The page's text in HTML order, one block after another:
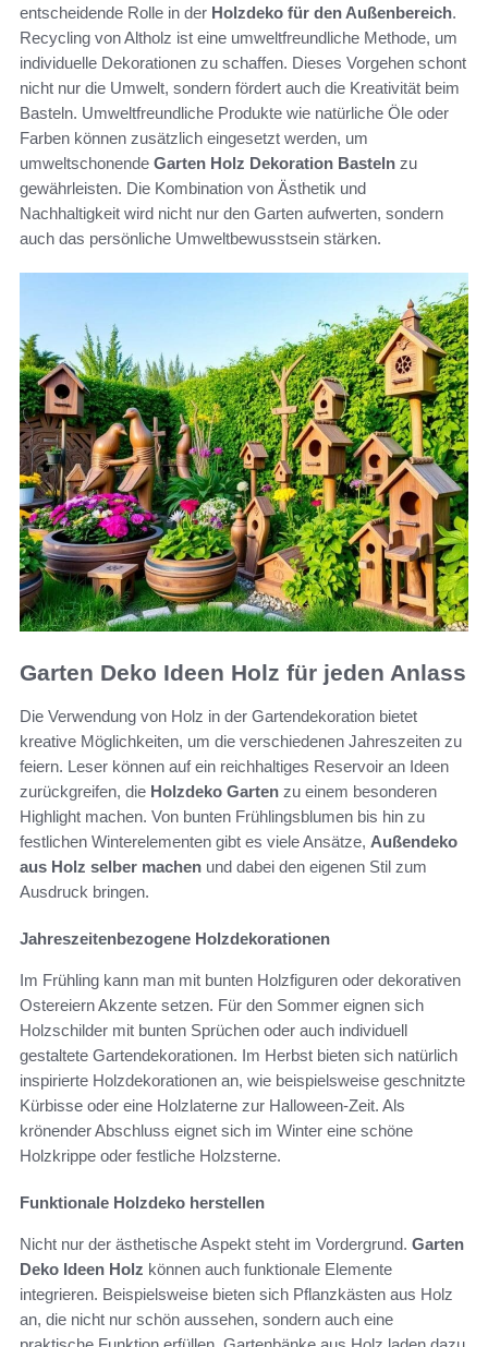
entscheidende Rolle in der Holzdeko für den Außenbereich.
Recycling von Altholz ist eine umweltfreundliche Methode, um
individuelle Dekorationen zu schaffen. Dieses Vorgehen schont
nicht nur die Umwelt, sondern fördert auch die Kreativität beim
Basteln. Umweltfreundliche Produkte wie natürliche Öle oder
Farben können zusätzlich eingesetzt werden, um
umweltschonende Garten Holz Dekoration Basteln zu
gewährleisten. Die Kombination von Ästhetik und
Nachhaltigkeit wird nicht nur den Garten aufwerten, sondern
auch das persönliche Umweltbewusstsein stärken.
Garten Deko Ideen Holz für jeden Anlass
Die Verwendung von Holz in der Gartendekoration bietet
kreative Möglichkeiten, um die verschiedenen Jahreszeiten zu
feiern. Leser können auf ein reichhaltiges Reservoir an Ideen
zurückgreifen, die Holzdeko Garten zu einem besonderen
Highlight machen. Von bunten Frühlingsblumen bis hin zu
festlichen Winterelementen gibt es viele Ansätze, Außendeko
aus Holz selber machen und dabei den eigenen Stil zum
Ausdruck bringen.
Jahreszeitenbezogene Holzdekorationen
Im Frühling kann man mit bunten Holzfiguren oder dekorativen
Ostereiern Akzente setzen. Für den Sommer eignen sich
Holzschilder mit bunten Sprüchen oder auch individuell
gestaltete Gartendekorationen. Im Herbst bieten sich natürlich
inspirierte Holzdekorationen an, wie beispielsweise geschnitzte
Kürbisse oder eine Holzlaterne zur Halloween-Zeit. Als
krönender Abschluss eignet sich im Winter eine schöne
Holzkrippe oder festliche Holzsterne.
Funktionale Holzdeko herstellen
Nicht nur der ästhetische Aspekt steht im Vordergrund. Garten
Deko Ideen Holz können auch funktionale Elemente
integrieren. Beispielsweise bieten sich Pflanzkästen aus Holz
an, die nicht nur schön aussehen, sondern auch eine